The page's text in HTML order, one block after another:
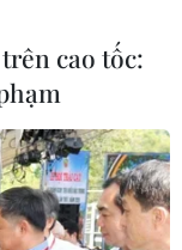
cao tốc: